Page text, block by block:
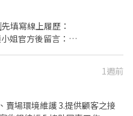
12:00 假日班晚班：17:30-
獎金每小時 +40元) 🎉排班
上班地點 三峽區
光街81巷3之2號 三峽大觀 - 智
民族 - 智取店：新北市三峽區
峽區永安街94號 土城區
厚的各類獎金，兼職也享三節
【工作內容】 （1）門市產品
學習醫療相關知識 （3）醫療
小時以上、平假日皆需輪班 請
填寫線上履歷：
姐官方後留言：
、理貨、上架等 2. 維持門市作
無人商店，有單日跑點1-5間
整 5. 須配合鄰近有人店門市支
1週前
賣場環境維護 3.提供顧客之接